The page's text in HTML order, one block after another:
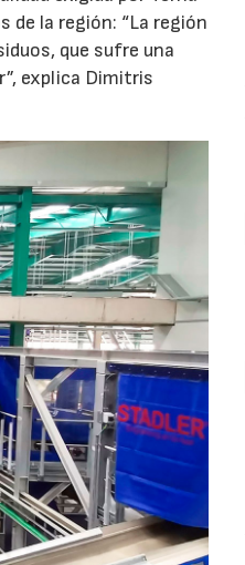
de la región: “La región
que sufre una
explica Dimitris